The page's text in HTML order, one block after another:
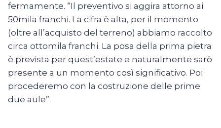
fermamente. “Il preventivo si aggira attorno ai
50mila franchi. La cifra è alta, per il momento
(oltre all’acquisto del terreno) abbiamo raccolto
circa ottomila franchi. La posa della prima pietra
è prevista per quest’estate e naturalmente sarò
presente a un momento così significativo. Poi
procederemo con la costruzione delle prime
due aule”.